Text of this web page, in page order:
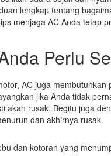
lengkap tentang
menjaga AC Anda tetap
Perlu
AC juga membutuhkan
jika Anda tidak
akan rusak. Begitu juga
dan akhirnya rusak.
dan kotoran yang